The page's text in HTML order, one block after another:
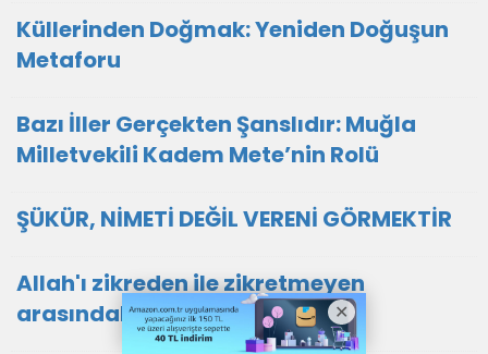
Küllerinden Doğmak: Yeniden Doğuşun
Metaforu
Bazı İller Gerçekten Şanslıdır: Muğla
Milletvekili Kadem Mete’nin Rolü
ŞÜKÜR, NİMETİ DEĞİL VERENİ GÖRMEKTİR
Allah'ı zikreden ile zikretmeyen
arasındaki fark